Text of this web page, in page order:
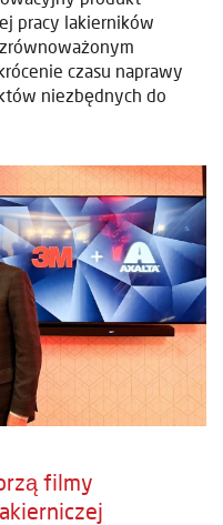
pracy lakierników
czasu naprawy
niezbędnych do
filmy